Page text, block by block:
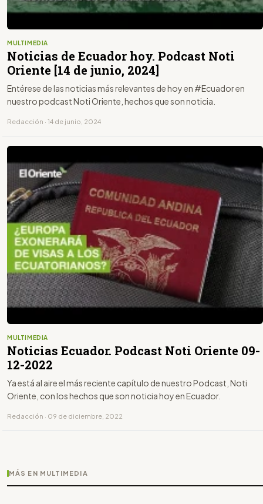
MULTIMEDIA
Noticias de Ecuador hoy. Podcast Noti
Oriente [14 de junio, 2024]
Entérese de las noticias más relevantes de hoy en #Ecuador en
nuestro podcast Noti Oriente, hechos que son noticia.
Redacción · 14 de junio, 2024
MULTIMEDIA
Noticias Ecuador. Podcast Noti Oriente 09-
12-2022
Ya está al aire el más reciente capítulo de nuestro Podcast, Noti
Oriente, con los hechos que son noticia hoy en Ecuador.
Redacción · 09 de diciembre, 2022
MÁS EN MULTIMEDIA